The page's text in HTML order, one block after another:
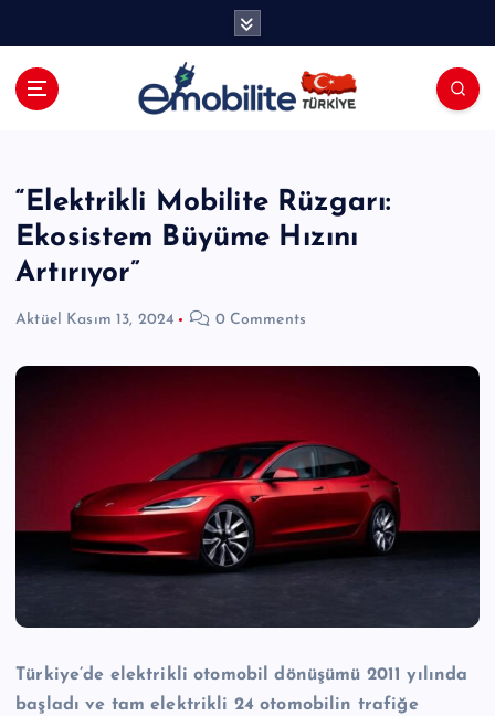
“Elektrikli Mobilite Rüzgarı:
Ekosistem Büyüme Hızını
Artırıyor”
Aktüel Kasım 13, 2024 0 Comments
Türkiye’de elektrikli otomobil dönüşümü 2011 yılında
başladı ve tam elektrikli 24 otomobilin trafiğe